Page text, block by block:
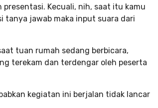
Kecuali, nih, saat itu kamu
tanya jawab maka input suara dari
tuan rumah sedang berbicara,
terekam dan terdengar oleh peserta
kegiatan ini berjalan tidak lancar